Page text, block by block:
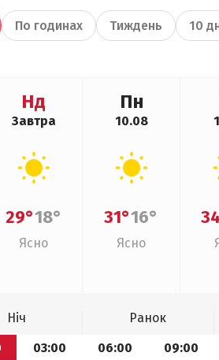
По годинах Тиждень 10
Нд
Завтра
29°18°
Ясно
Пн
10.08
31°16°
Ясно
Ніч Ранок
03:00 06:00 09:00